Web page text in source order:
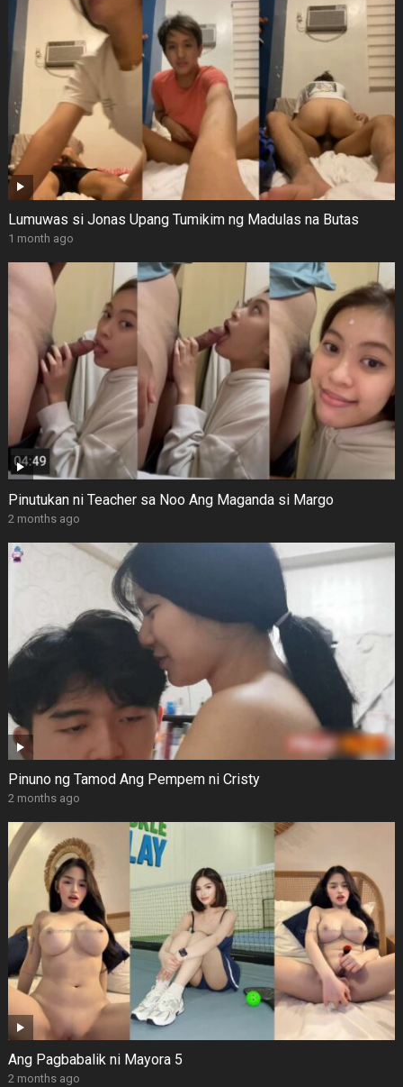
Lumuwas si Jonas Upang Tumikim ng Madulas na Butas
1 month ago
Pinutukan ni Teacher sa Noo Ang Maganda si Margo
2 months ago
Pinuno ng Tamod Ang Pempem ni Cristy
2 months ago
Ang Pagbabalik ni Mayora 5
2 months ago